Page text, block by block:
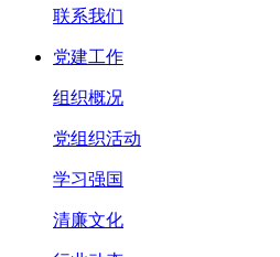
联系我们
党建工作
组织概况
党组织活动
学习强国
清廉文化